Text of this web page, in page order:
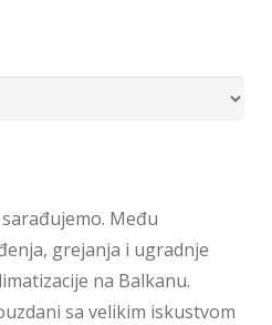
Među
grejanja i ugradnje
na Balkanu.
sa velikim iskustvom